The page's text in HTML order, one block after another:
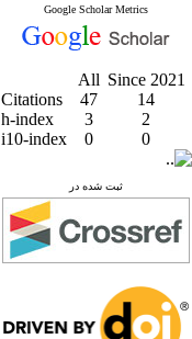
Google Scholar Metrics
All Since 2021
Citations
47
14
h-index
3
2
i10-index
0 0
ثبت شده در